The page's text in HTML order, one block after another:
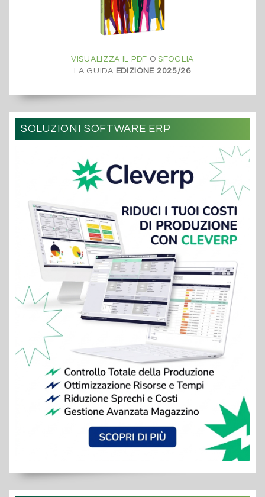
VISUALIZZA IL PDF OSFOGLIA
LA GUIDA EDIZIONE 2025/26
SOLUZIONI SOFTWARE ERP